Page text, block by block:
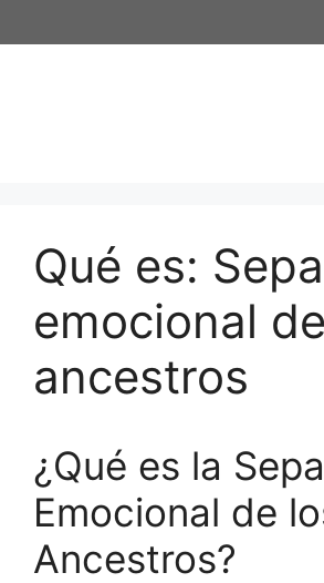
al
Qué es:
emocional
ancestros
¿Qué es la
Emocional de
Ancestros?